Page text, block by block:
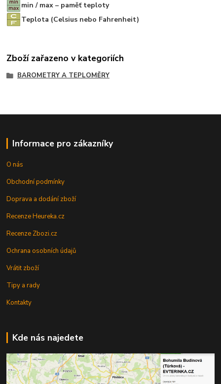
min / max – paměť teploty
Teplota (Celsius nebo Fahrenheit)
Zboží zařazeno v kategoriích
BAROMETRY A TEPLOMĚRY
Informace pro zákazníky
O nás
Obchodní podmínky
Doprava a dodání zboží
Recenze Heureka.cz
Recenze Zbozi.cz
Ochrana osobních údajů
Vrátit zboží
Tipy a rady
Kontakty
Kde nás najedete